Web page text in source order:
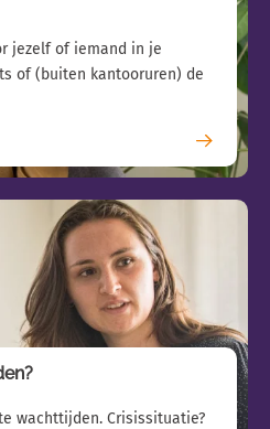
jezelf of iemand in je
of (buiten kantooruren) de
wachttijden. Crisissituatie?